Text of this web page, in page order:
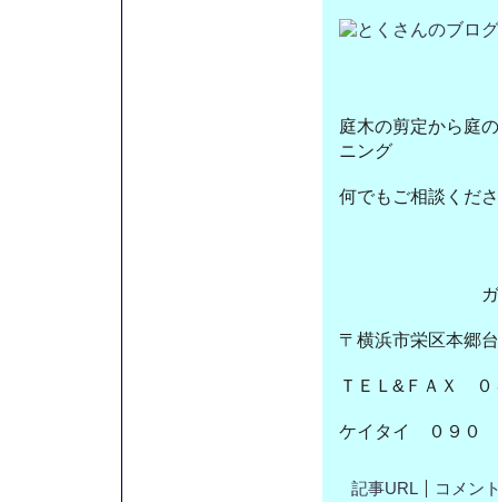
庭木の剪定から庭
ニング
何でもご相談くだ
ガーデ
〒横浜市栄区本郷
ＴＥＬ&ＦＡＸ
ケイタイ ０９０
記事URL コメン